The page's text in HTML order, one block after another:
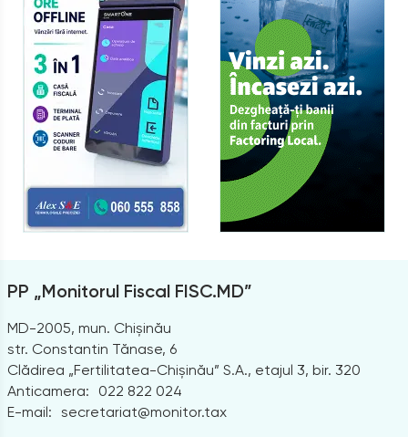
PP „Monitorul Fiscal FISC.MD”
MD-2005, mun. Chișinău
str. Constantin Tănase, 6
Clădirea „Fertilitatea-Chișinău” S.A., etajul 3, bir. 320
Anticamera:
022 822 024
E-mail: secretariat@monitor.tax